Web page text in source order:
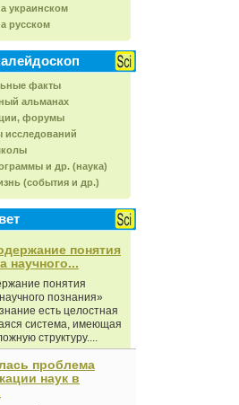
украинском
русском
факты
альманах
форумы
исследований
и др. (наука)
(события и др.)
понятия
научного...
понятия
познания»
есть целостная
система, имеющая
структуру....
проблема
наук в